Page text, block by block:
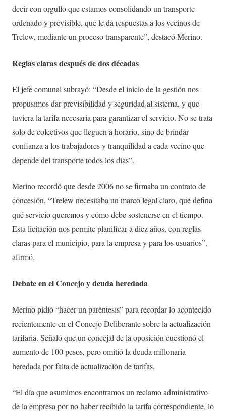
decir con orgullo que estamos consolidando un transporte
ordenado y previsible, que le da respuestas a los vecinos de
Trelew, mediante un proceso transparente”, destacó Merino.
Reglas claras después de dos décadas
El jefe comunal subrayó: “Desde el inicio de la gestión nos
propusimos dar previsibilidad y seguridad al sistema, y que
tuviera la tarifa necesaria para garantizar el servicio. No se trata
solo de colectivos que lleguen a horario, sino de brindar
confianza a los trabajadores y tranquilidad a cada vecino que
depende del transporte todos los días”.
Merino recordó que desde 2006 no se firmaba un contrato de
concesión. “Trelew necesitaba un marco legal claro, que defina
qué servicio queremos y cómo debe sostenerse en el tiempo.
Esta licitación nos permite planificar a diez años, con reglas
claras para el municipio, para la empresa y para los usuarios”,
afirmó.
Debate en el Concejo y deuda heredada
Merino pidió “hacer un paréntesis” para recordar lo acontecido
recientemente en el Concejo Deliberante sobre la actualización
tarifaria. Señaló que un concejal de la oposición cuestionó el
aumento de 100 pesos, pero omitió la deuda millonaria
heredada por falta de actualización de tarifas.
“El día que asumimos encontramos un reclamo administrativo
de la empresa por no haber recibido la tarifa correspondiente, lo